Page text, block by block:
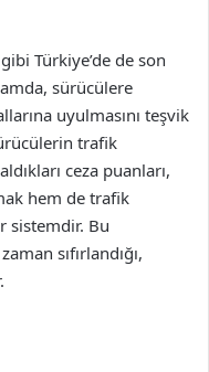
Türkiye’de de son
sürücülere
uyulmasını teşvik
trafik
ceza puanları,
hem de trafik
sistemdir. Bu
sıfırlandığı,